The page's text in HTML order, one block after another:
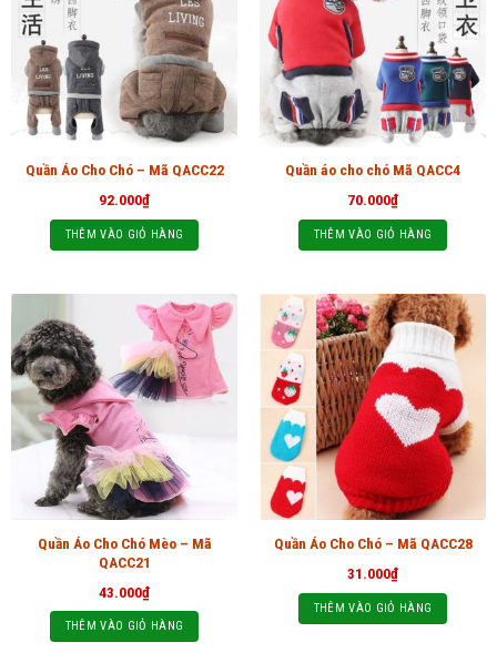
Quần Áo Cho Chó – Mã QACC22
92.000₫
THÊM VÀO GIỎ HÀNG
Quần áo cho chó Mã QACC4
70.000₫
THÊM VÀO GIỎ HÀNG
Quần Áo Cho Chó Mèo – Mã
QACC21
43.000₫
THÊM VÀO GIỎ HÀNG
Quần Áo Cho Chó – Mã QACC28
31.000₫
THÊM VÀO GIỎ HÀNG